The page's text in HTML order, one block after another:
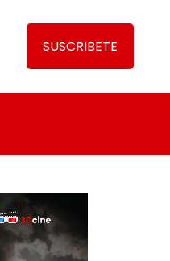
SUSCRIBETE